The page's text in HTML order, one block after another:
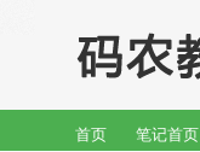
首页 笔记首页